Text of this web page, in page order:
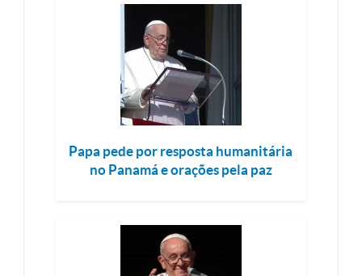
Papa pede por resposta humanitária
no Panamá e orações pela paz